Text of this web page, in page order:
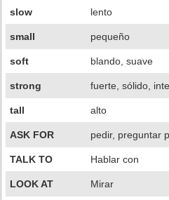
slow lento
small pequeño
soft blando, suave
strong fuerte, sólido,
tall alto
ASK FOR pedir, preguntar
TALK TO Hablar con
LOOK AT Mirar